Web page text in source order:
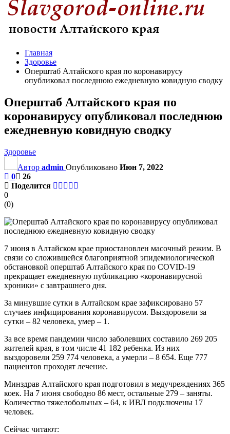
Главная
Здоровье
Оперштаб Алтайского края по коронавирусу
опубликовал последнюю ежедневную ковидную сводку
Оперштаб Алтайского края по
коронавирусу опубликовал последнюю
ежедневную ковидную сводку
Здоровье
Автор admin Опубликовано Июн 7, 2022
0
26
Поделится
0
(0)
7 июня в Алтайском крае приостановлен масочный режим. В
связи со сложившейся благоприятной эпидемиологической
обстановкой оперштаб Алтайского края по COVID-19
прекращает ежедневную публикацию «коронавирусной
хроники» c завтрашнего дня.
За минувшие сутки в Алтайском крае зафиксировано 57
случаев инфицирования коронавирусом. Выздоровели за
сутки – 82 человека, умер – 1.
За все время пандемии число заболевших составило 269 205
жителей края, в том числе 41 182 ребенка. Из них
выздоровели 259 774 человека, а умерли – 8 654. Еще 777
пациентов проходят лечение.
Минздрав Алтайского края подготовил в медучреждениях 365
коек. На 7 июня свободно 86 мест, остальные 279 – заняты.
Количество тяжелобольных – 64, к ИВЛ подключены 17
человек.
Сейчас читают: